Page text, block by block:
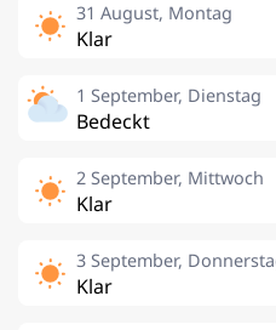
31 August, Montag
Klar
1 September, Dienstag
Bedeckt
2 September, Mittwoch
Klar
3 September,
Klar